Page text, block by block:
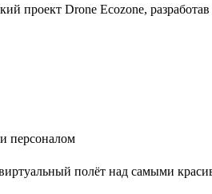
проект Drone Ecozone,
полёт над самыми